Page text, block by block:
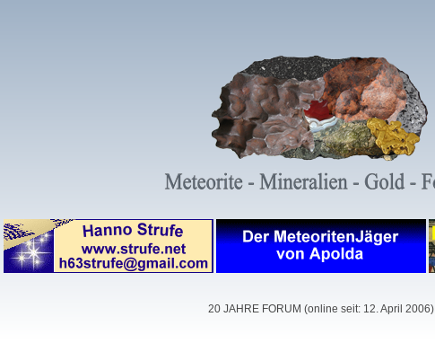
20 JAHRE FORUM (online seit: 12. April 2006)